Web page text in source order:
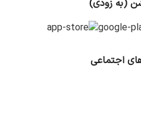
(به زودی)
اجتماعی